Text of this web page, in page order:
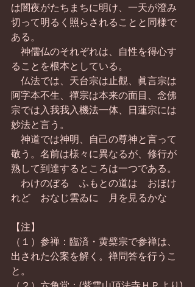
は闇夜がたちまちに明け、一天が澄み
切って明るく照らされることと同様で
ある。
神儒仏のそれぞれは、自性を得心す
ることを根本としている。
仏法では、天台宗は止觀、眞言宗は
阿字本不生、禪宗は本来の面目、念佛
宗では入我我入機法一体、日蓮宗には
妙法と言う。
神道では神明、自己の尊神と言って
敬う。名前は様々に異なるが、修行が
熟して到達するところは一つである。
わけのぼる　ふもとの道は　おほけ
れど　おなじ雲ゐに　月を見るかな
【注】
（１）参禅：臨済・黄檗宗で参禅は、
出された公案を解く。禅問答を行うこ
と。